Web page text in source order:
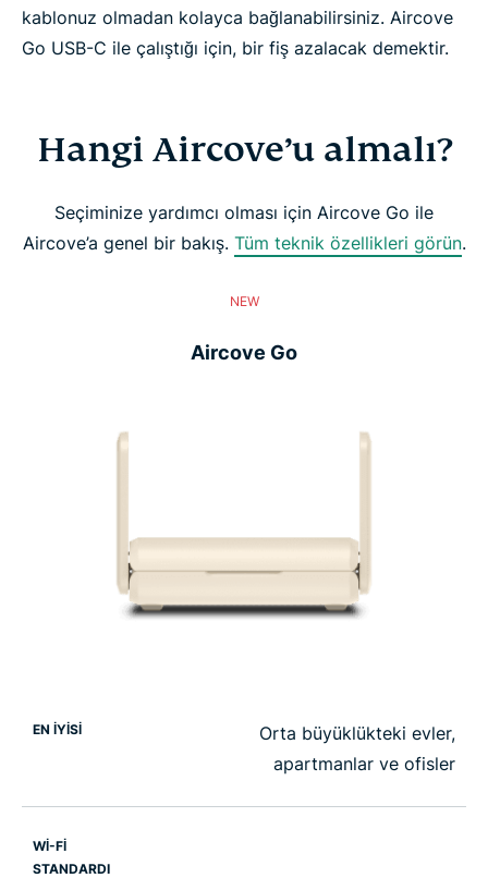
kablonuz olmadan kolayca bağlanabilirsiniz. Aircove
Go USB-C ile çalıştığı için, bir fiş azalacak demektir.
Hangi Aircove’u almalı?
Seçiminize yardımcı olması için Aircove Go ile
Aircove’a genel bir bakış. Tüm teknik özellikleri görün.
NEW
Aircove Go
EN İYİSİ
Orta büyüklükteki evler,
apartmanlar ve ofisler
WI-FI
STANDARDI